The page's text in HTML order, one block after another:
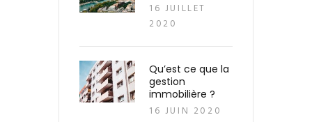
16 JUILLET
2020
Qu’est ce que la
gestion
immobilière ?
16 JUIN 2020